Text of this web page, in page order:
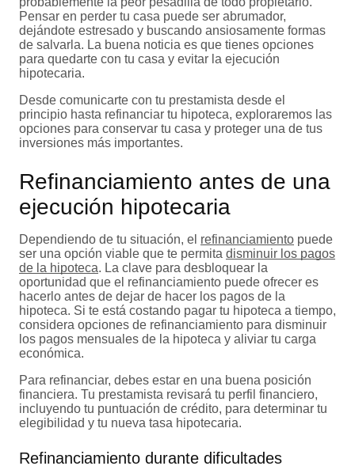
Pensar en perder tu casa puede ser abrumador,
dejándote estresado y buscando ansiosamente formas
de salvarla. La buena noticia es que tienes opciones
para quedarte con tu casa y evitar la ejecución
hipotecaria.
Desde comunicarte con tu prestamista desde el
principio hasta refinanciar tu hipoteca, exploraremos las
opciones para conservar tu casa y proteger una de tus
inversiones más importantes.
Refinanciamiento antes de una
ejecución hipotecaria
Dependiendo de tu situación, el refinanciamiento puede
ser una opción viable que te permita disminuir los pagos
de la hipoteca. La clave para desbloquear la
oportunidad que el refinanciamiento puede ofrecer es
hacerlo antes de dejar de hacer los pagos de la
hipoteca. Si te está costando pagar tu hipoteca a tiempo,
considera opciones de refinanciamiento para disminuir
los pagos mensuales de la hipoteca y aliviar tu carga
económica.
Para refinanciar, debes estar en una buena posición
financiera. Tu prestamista revisará tu perfil financiero,
incluyendo tu puntuación de crédito, para determinar tu
elegibilidad y tu nueva tasa hipotecaria.
Refinanciamiento durante dificultades